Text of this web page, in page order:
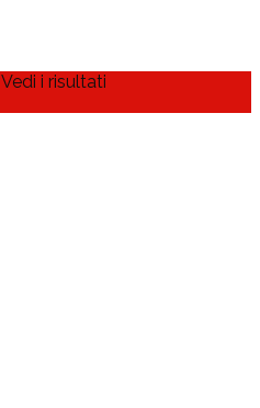
Vedi i risultati